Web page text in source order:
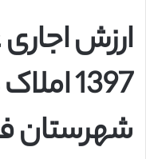
ارزش
1397
شهرستان